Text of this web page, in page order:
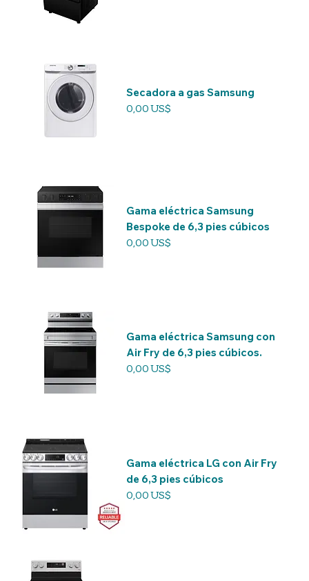
Secadora a gas Samsung
Precio
0,00 US$
Gama eléctrica Samsung
Bespoke de 6,3 pies cúbicos
Precio
0,00 US$
Gama eléctrica Samsung con
Air Fry de 6,3 pies cúbicos.
Precio
0,00 US$
Gama eléctrica LG con Air Fry
de 6,3 pies cúbicos
Precio
0,00 US$